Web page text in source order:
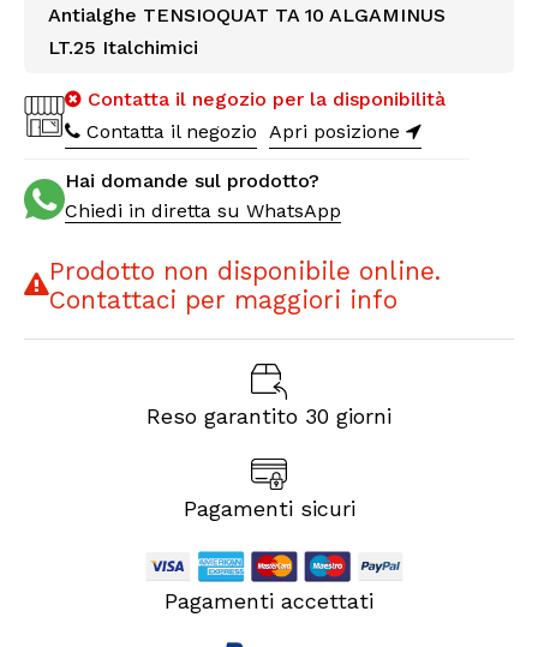
Antialghe TENSIOQUAT TA 10 ALGAMINUS
LT.25 Italchimici
Contatta il negozio per la disponibilità
Contatta il negozio Apri posizione
Hai domande sul prodotto?
Chiedi in diretta su WhatsApp
Prodotto non disponibile online.
Contattaci per maggiori info
Reso garantito 30 giorni
Pagamenti sicuri
Pagamenti accettati